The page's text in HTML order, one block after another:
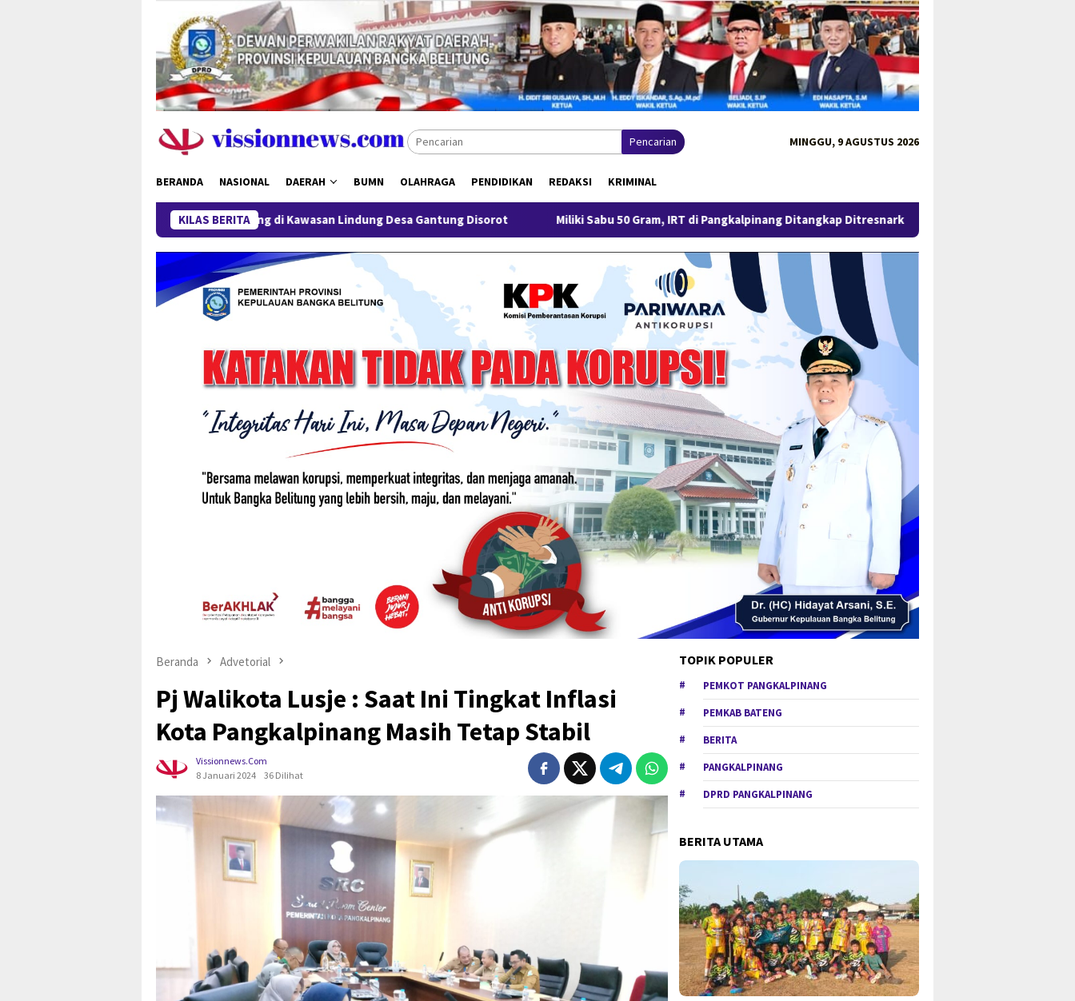
konten
Pencarian MINGGU, 9 AGUSTUS 2026
BERANDA NASIONAL DAERAH BUMN OLAHRAGA PENDIDIKAN REDAKSI KRIMINAL
KILAS BERITA
Turun, Aktivitas Tambang di Kawasan Lindung Desa Gantung Disorot Miliki Sabu 50 Gram, IRT di Pangkalpinang Ditangkap Ditresnarkoba Polda Babel
Beranda Advetorial
Pj Walikota Lusje : Saat Ini Tingkat Inflasi
Kota Pangkalpinang Masih Tetap Stabil
Vissionnews.com
8 Januari 2024
36 Dilihat
TOPIK POPULER
PEMKOT PANGKALPINANG
PEMKAB BATENG
BERITA
PANGKALPINANG
DPRD PANGKALPINANG
BERITA UTAMA